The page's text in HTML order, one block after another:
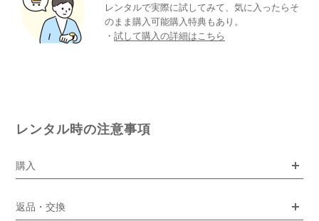
レンタルで実際に試してみて、気に入ったらそ
のまま購入可能購入特典もあり。
・試して購入の詳細はこちら
レンタル時の注意事項
購入
返品・交換